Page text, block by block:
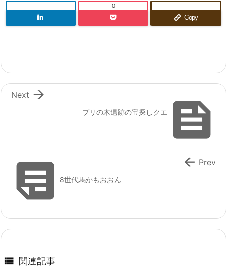
- 0
Copy
-

ブリの木遺跡の宝探しクエ

Next
8世代馬かもおおん
 Prev
 関連記事